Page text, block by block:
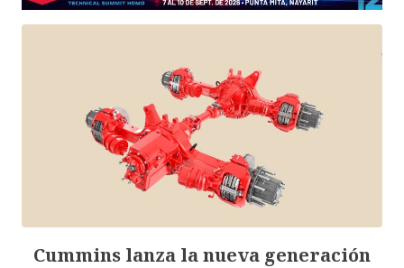
Cummins lanza la nueva generación